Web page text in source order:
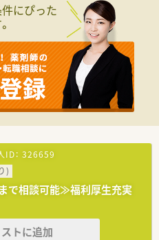
いて】
店舗体制の充実を図るための募集
向きに業務へ取り組める方を求めて
なく、医療従事者としてのスキル
を感じられる方を特に歓迎いたし
代の採用を検討しており、これま
力として活躍いただける方を募集
開している地元密着型のチェーン
として地域住民の健康を支えていま
化粧品の販売も手掛け、健康から
イスができる薬局を目指していま
にぴった
： 326659
)
で相談可能≫福利厚生充実
トに追加